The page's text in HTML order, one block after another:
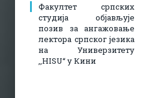
Факултет српских
студија објављује
позив за ангажовање
лектора српског језика
на Универзитету
,,HISU“ у Кини